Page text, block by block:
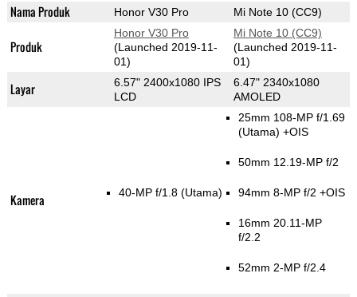
Nama Produk Honor V30 Pro Mi Note 10 (CC9)
Produk
Honor V30 Pro
(Launched 2019-11-
01)
Mi Note 10 (CC9)
(Launched 2019-11-
01)
Layar
6.57" 2400x1080 IPS
LCD
6.47" 2340x1080
AMOLED
Kamera 40-MP f/1.8 (Utama)
25mm 108-MP f/1.69
(Utama) +OIS
50mm 12.19-MP f/2
94mm 8-MP f/2 +OIS
16mm 20.11-MP
f/2.2
52mm 2-MP f/2.4